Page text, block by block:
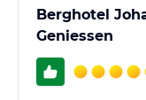
Berghotel
Geniessen